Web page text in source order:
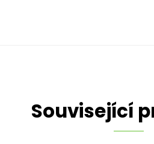
Související